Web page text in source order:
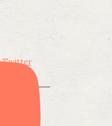
Twitter